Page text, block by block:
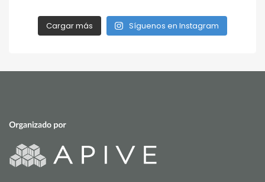
Cargar más Síguenos en Instagram